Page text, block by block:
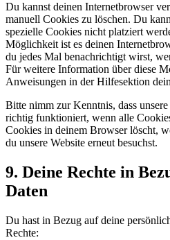
Du kannst deinen Internetbrowser
manuell Cookies zu löschen. Du
spezielle Cookies nicht platziert
Möglichkeit ist es deinen
du jedes Mal benachrichtigt wirst,
Für weitere Information über diese
Anweisungen in der Hilfesektion
Bitte nimm zur Kenntnis, dass
richtig funktioniert, wenn alle
Cookies in deinem Browser löscht,
du unsere Website erneut besuchst.
9. Deine Rechte in
Daten
Du hast in Bezug auf deine
Rechte: